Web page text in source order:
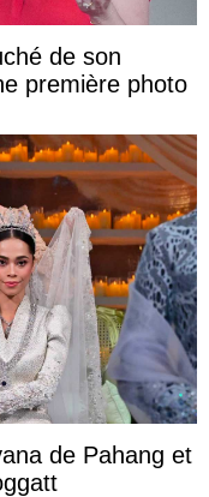
de son
première photo
de Pahang et